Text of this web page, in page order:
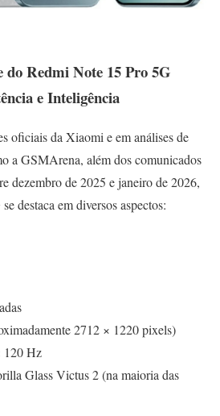
do Redmi Note 15 Pro 5G
e Inteligência
oficiais da Xiaomi e em análises de
a GSMArena, além dos comunicados
dezembro de 2025 e janeiro de 2026,
destaca em diversos aspectos:
2712 × 1220 pixels)
120 Hz
Glass Victus 2 (na maioria das